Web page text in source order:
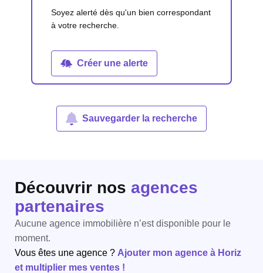
Soyez alerté dès qu'un bien correspondant
à votre recherche.
Créer une alerte
Sauvegarder la recherche
Découvrir nos agences
partenaires
Aucune agence immobilière n’est disponible pour le
moment.
Vous êtes une agence ? Ajouter mon agence à Horiz
et multiplier mes ventes !